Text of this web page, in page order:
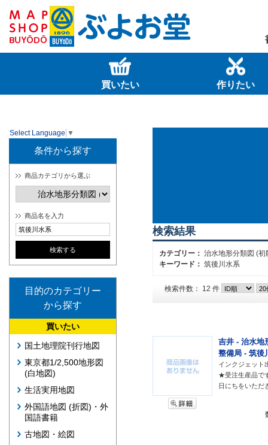
買いたい 作りたい
Select Language ▼
条件から探す
商品カテゴリから選ぶ
商品名を入力
目的のカテゴリー
から探す
買いたい
国土地理院刊行地図
東京都1/2,500地形図
(白地図)
生活実用地図
外国語地図 (折図)・外
国語書籍
古地図・絵図
検索結果
カテゴリー： 治水地形分類図 (初
キーワード： 筑後川水系
検索件数： 12 件
吉井 - 治水地
整備局 - 筑後
インクジェット
★受注生産品で
日にちをいただ